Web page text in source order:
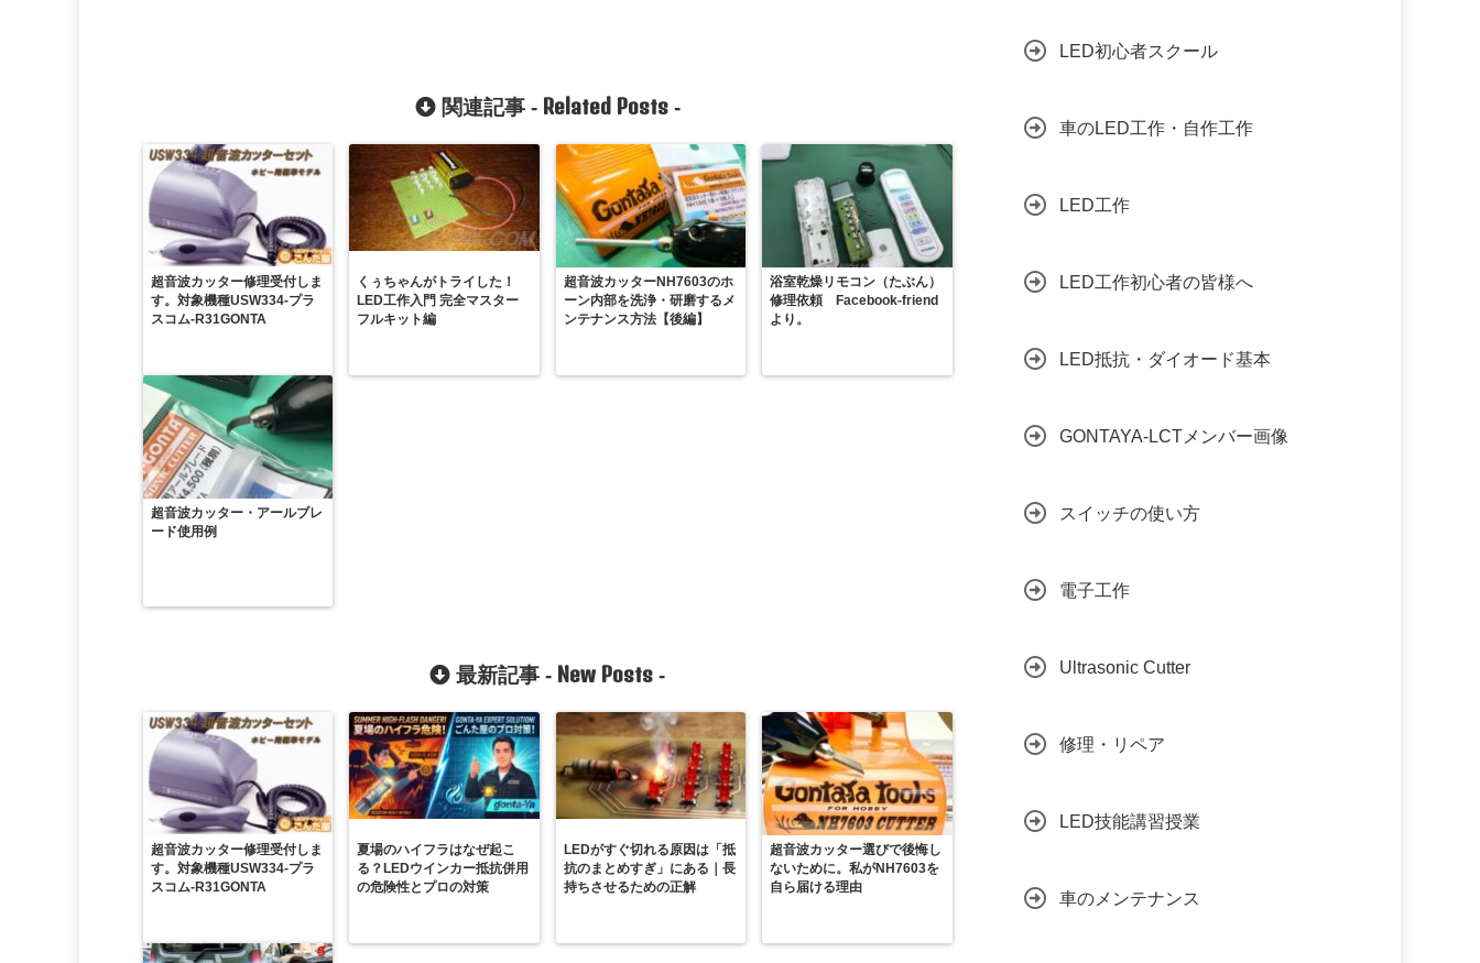
関連記事 - Related Posts-
超音波カッター修理受付しま
す。対象機種USW334-プラ
スコム-R31GONTA
くぅちゃんがトライした！
LED工作入門 完全マスター
フルキット編
超音波カッターNH7603のホ
ーン内部を洗浄・研磨するメ
ンテナンス方法【後編】
浴室乾燥リモコン（たぶん）
修理依頼 Facebook-friend
より。
超音波カッター・アールブレ
ード使用例
最新記事 - New Posts -
超音波カッター修理受付しま
す。対象機種USW334-プラ
スコム-R31GONTA
夏場のハイフラはなぜ起こ
る？LEDウインカー抵抗併用
の危険性とプロの対策
LEDがすぐ切れる原因は「抵
抗のまとめすぎ」にある｜長
持ちさせるための正解
超音波カッター選びで後悔し
ないために。私がNH7603を
自ら届ける理由
LED初心者スクール
車のLED工作・自作工作
LED工作
LED工作初心者の皆様へ
LED抵抗・ダイオード基本
GONTAYA-LCTメンバー画像
スイッチの使い方
電子工作
Ultrasonic Cutter
修理・リペア
LED技能講習授業
車のメンテナンス